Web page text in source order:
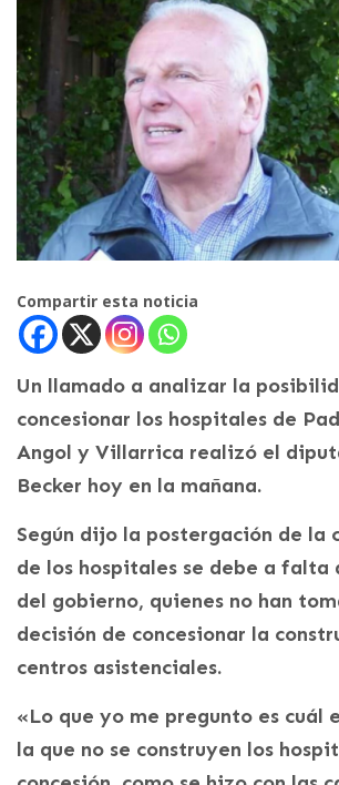
Compartir esta noticia
Un llamado a analizar la
concesionar los hospitales de
Angol y Villarrica realizó el
Becker hoy en la mañana.
Según dijo la postergación de la
de los hospitales se debe a falta
del gobierno, quienes no han
decisión de concesionar la
centros asistenciales.
«Lo que yo me pregunto es cuál
la que no se construyen los